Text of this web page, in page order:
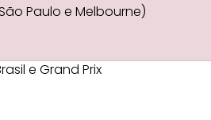
Paulo e Melbourne)
e Grand Prix